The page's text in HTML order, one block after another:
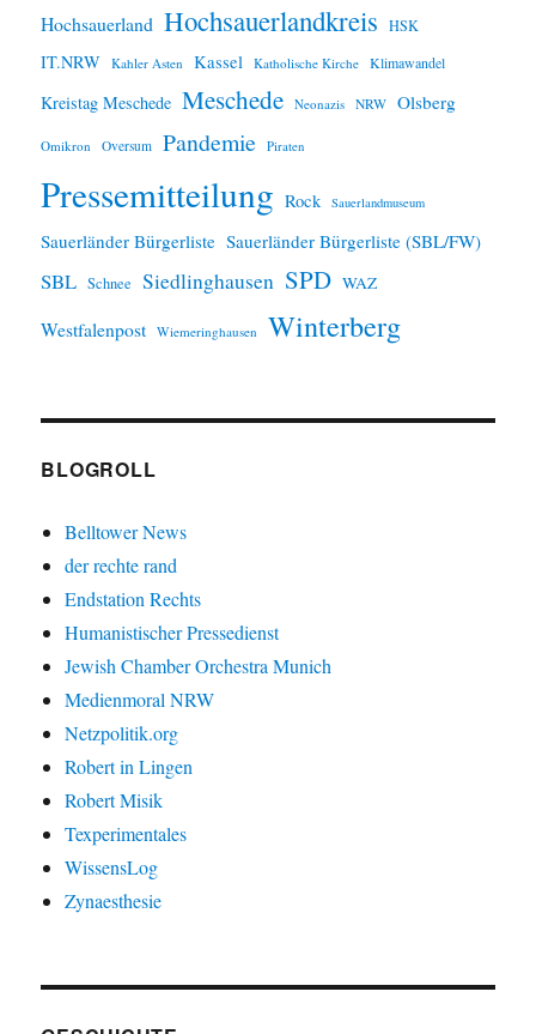
Hochsauerland Hochsauerlandkreis HSK
IT.NRW Kahler Asten Kassel Katholische Kirche Klimawandel
Kreistag Meschede Meschede Neonazis NRW Olsberg
Omikron Oversum Pandemie Piraten
Pressemitteilung Rock Sauerlandmuseum
Sauerländer Bürgerliste Sauerländer Bürgerliste (SBL/FW)
SBL Schnee Siedlinghausen SPD WAZ
Westfalenpost Wiemeringhausen Winterberg
BLOGROLL
Belltower News
der rechte rand
Endstation Rechts
Humanistischer Pressedienst
Jewish Chamber Orchestra Munich
Medienmoral NRW
Netzpolitik.org
Robert in Lingen
Robert Misik
Texperimentales
WissensLog
Zynaesthesie